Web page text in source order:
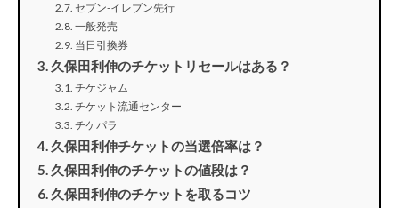
セブン-イレブン先行
一般発売
当日引換券
久保田利伸のチケットリセールはある？
チケジャム
チケット流通センター
チケパラ
久保田利伸チケットの当選倍率は？
久保田利伸のチケットの値段は？
久保田利伸のチケットを取るコツ